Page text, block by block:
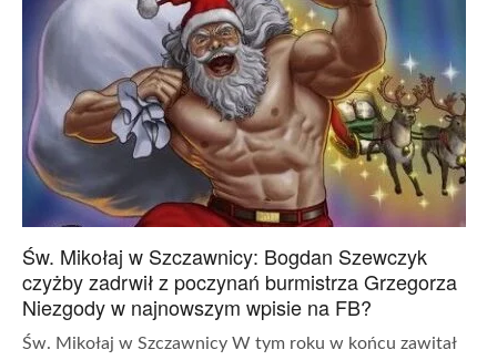
Św. Mikołaj w Szczawnicy: Bogdan Szewczyk
czyżby zadrwił z poczynań burmistrza Grzegorza
Niezgody w najnowszym wpisie na FB?
Św. Mikołaj w Szczawnicy W tym roku w końcu zawitał